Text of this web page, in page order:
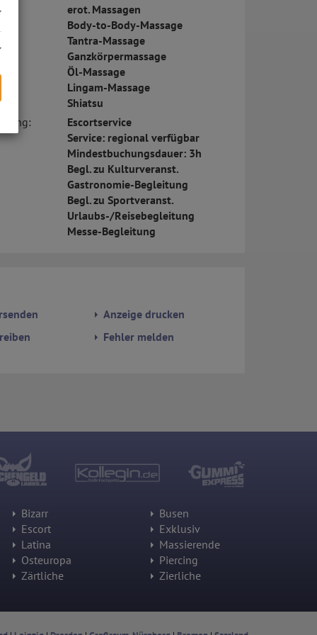
erot. Massagen
Body-to-Body-Massage
Tantra-Massage
Ganzkörpermassage
Öl-Massage
Lingam-Massage
Shiatsu
Escortservice
Service: regional verfügbar
Mindestbuchungsdauer: 3h
Begl. zu Kulturveranst.
Gastronomie-Begleitung
Begl. zu Sportveranst.
Urlaubs-/Reisebegleitung
Messe-Begleitung
Anzeige drucken
Fehler melden
Bizarr
Busen
Escort
Exklusiv
Latina
Massierende
Osteuropa
Piercing
Zärtliche Zierliche